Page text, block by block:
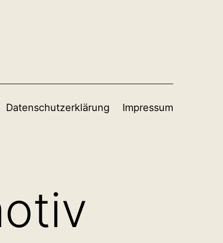
Datenschutzerklärung Impressum